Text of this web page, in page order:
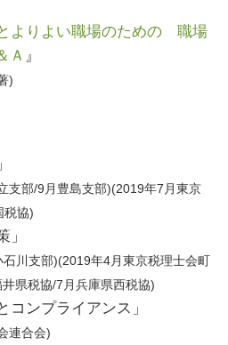
よりよい職場のための 職場
Ａ 』
)
支部/9月豊島支部)(2019年7月東京
税協)
」
川支部)(2019年4月東京税理士会町
県税協/7月兵庫県西税協)
コンプライアンス」
連合会)